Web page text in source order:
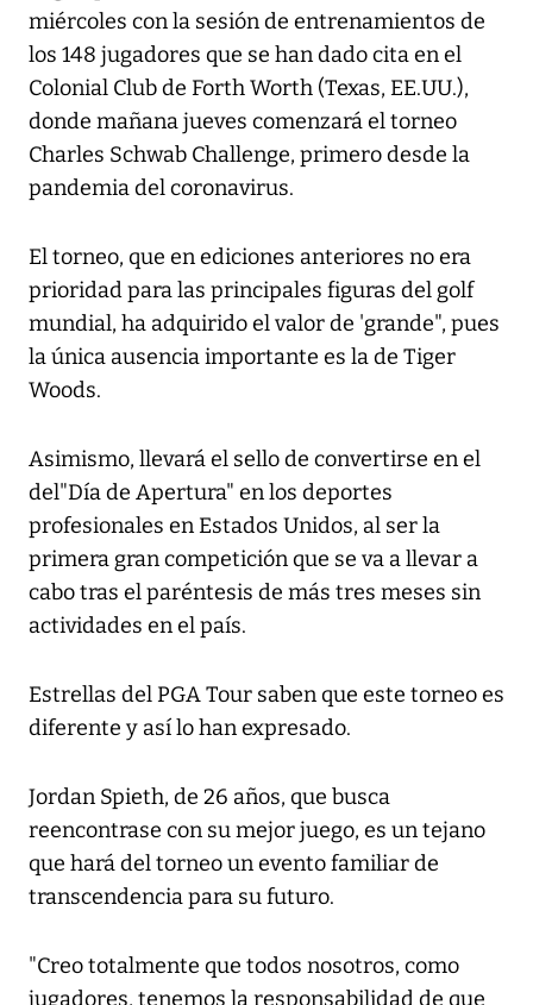
miércoles con la sesión de entrenamientos de
los 148 jugadores que se han dado cita en el
Colonial Club de Forth Worth (Texas, EE.UU.),
donde mañana jueves comenzará el torneo
Charles Schwab Challenge, primero desde la
pandemia del coronavirus.
El torneo, que en ediciones anteriores no era
prioridad para las principales figuras del golf
mundial, ha adquirido el valor de 'grande", pues
la única ausencia importante es la de Tiger
Woods.
Asimismo, llevará el sello de convertirse en el
del"Día de Apertura" en los deportes
profesionales en Estados Unidos, al ser la
primera gran competición que se va a llevar a
cabo tras el paréntesis de más tres meses sin
actividades en el país.
Estrellas del PGA Tour saben que este torneo es
diferente y así lo han expresado.
Jordan Spieth, de 26 años, que busca
reencontrase con su mejor juego, es un tejano
que hará del torneo un evento familiar de
transcendencia para su futuro.
"Creo totalmente que todos nosotros, como
jugadores, tenemos la responsabilidad de que